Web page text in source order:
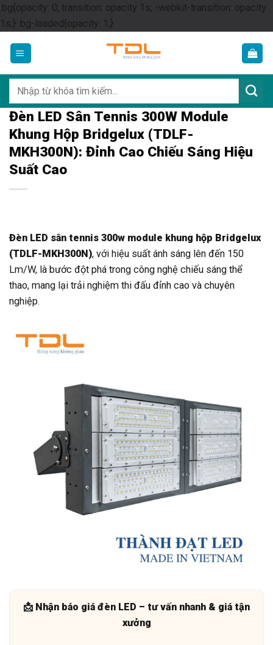
.bg{opacity: 0; transition: opacity 1s; -webkit-transition: opacity
1s;} .bg-loaded{opacity: 1;}Skip
content
kiếm:
Đèn LED Sân Tennis 300W Module
Khung Hộp Bridgelux (TDLF-
MKH300N): Đỉnh Cao Chiếu Sáng Hiệu
Suất Cao
Đèn LED sân tennis 300w module khung hộp Bridgelux
(TDLF-MKH300N), với hiệu suất ánh sáng lên đến 150
Lm/W, là bước đột phá trong công nghệ chiếu sáng thể
thao, mang lại trải nghiệm thi đấu đỉnh cao và chuyên
nghiệp.
📩 Nhận báo giá đèn LED – tư vấn nhanh & giá tận
xưởng